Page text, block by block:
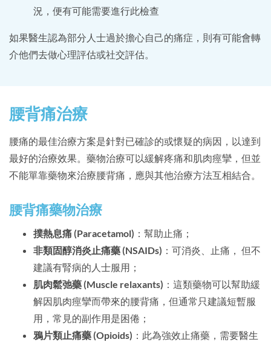
況，便有可能需要進行此檢查
如果醫生認為部分人士過於擔心自己的痛症，則有可能會轉
介他們去做心理評估或社交評估。
腰背痛治療
腰痛的最佳治療方案是針對已確診的或懷疑的病因，以達到
最好的治療效果。藥物治療可以緩解疼痛和肌肉痙攣，但並
不能單靠藥物來治療腰背痛，應與其他治療方法互相結合。
腰背痛藥物治療
撲熱息痛 (Paracetamol) ：幫助止痛；
非類固醇消炎止痛藥 (NSAIDs) ：可消炎、止痛， 但不
建議有腎病的人士服用；
肌肉鬆弛藥 (Muscle relaxants) ：這類藥物可以幫助緩
解因肌肉痙攣而帶來的腰背痛，但通常只建議短暫服
用，常見的副作用是困倦；
鴉片類止痛藥 (Opioids) ：此為強效止痛藥，需要醫生